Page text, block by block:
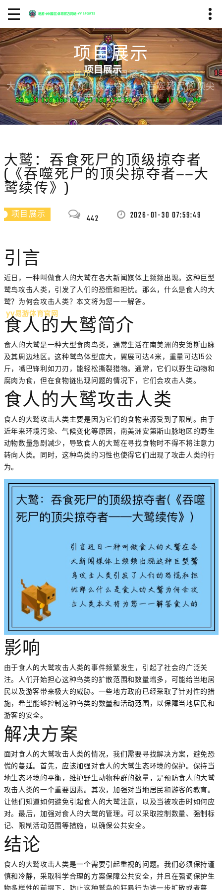
项目展示
首页
项目展示
大鹫：吞食死尸的顶级掠夺者(《吞噬死尸的顶尖
掠夺者——大鹫续传》)
大鹫：吞食死尸的顶级掠夺者
(《吞噬死尸的顶尖掠夺者——大
鹫续传》)
项目展示 442 2026-01-30 07:59:49
引言
近日，一种叫做食人的大鹫在各大新闻媒体上频频出现。这种巨型
鹫鸟攻击人类，引发了人们的恐慌和担忧。那么，什么是食人的大
鹫？为何会攻击人类？本文将为您一一解答。
yy易游体育官网
食人的大鹫简介
食人的大鹫是一种大型食肉鸟类，通常生活在南美洲的安第斯山脉
及其周边地区。这种鹫鸟体型庞大，翼展可达4米，重量可达15公
斤，嘴巴锋利如刀刃，能轻松撕裂猎物。通常，它们以野生动物和
腐肉为食，但在食物链出现问题的情况下，它们会攻击人类。
食人的大鹫攻击人类
食人的大鹫攻击人类主要是因为它们的食物来源受到了限制。由于
近年来环境污染、气候变化等原因，南美洲安第斯山脉地区的野生
动物数量急剧减少，导致食人的大鹫在寻找食物时不得不将注意力
转向人类。同时，这种鸟类的习性也使得它们出现了攻击人类的行
为。
影响
由于食人的大鹫攻击人类的事件频繁发生，引起了社会的广泛关
注。人们开始担心这种鸟类的扩散范围和数量增多，可能给当地居
民以及游客带来极大的威胁。一些地方政府已经采取了针对性的措
施，希望能够控制这种鸟类的数量和活动范围，以保障当地居民和
游客的安全。
解决方案
面对食人的大鹫攻击人类的情况，我们需要寻找解决方案，避免恐
慌的蔓延。首先，应该加强对食人的大鹫生态环境的保护。保持当
地生态环境的平衡，维护野生动物种群的数量，是预防食人的大鹫
攻击人类的一个重要因素。其次，加强对当地居民和游客的教育。
让他们知道如何避免引起食人的大鹫注意，以及当被攻击时如何应
对。最后，加强对食人的大鹫的管理。可以采取控制数量、强制标
记、限制活动范围等措施，以确保公共安全。
结论
食人的大鹫攻击人类是一个需要引起重视的问题。我们必须保持谨
慎和冷静，采取科学合理的方案保障公共安全，并且在强调保护生
物多样性的前提下，防止这种鹫鸟的狂暴行为进一步扩散或者蔓